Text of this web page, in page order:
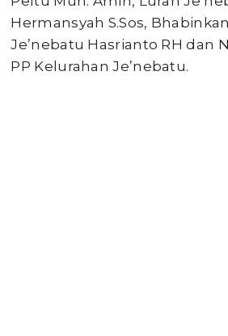
Hermansyah S.Sos,
Je’nebatu Hasrianto RH dan
PP Kelurahan Je’nebatu.